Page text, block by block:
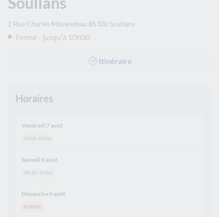
2 Rue Charles Milcendeau 85300 Soullans
Fermé - jusqu'à 10h00
Itinéraire
Horaires
Vendredi 7 août
10:00-12:00
Samedi 8 août
08:30-10:30
Dimanche 9 août
FERME